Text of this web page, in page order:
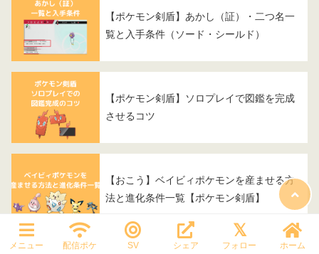
【ポケモン剣盾】あかし（証）・二つ名一
覧と入手条件（ソード・シールド）
【ポケモン剣盾】ソロプレイで図鑑を完成
させるコツ
【おこう】ベイビィポケモンを産ませる方
法と進化条件一覧【ポケモン剣盾】
メニュー 配信ポケ SV シェア フォロー ホーム